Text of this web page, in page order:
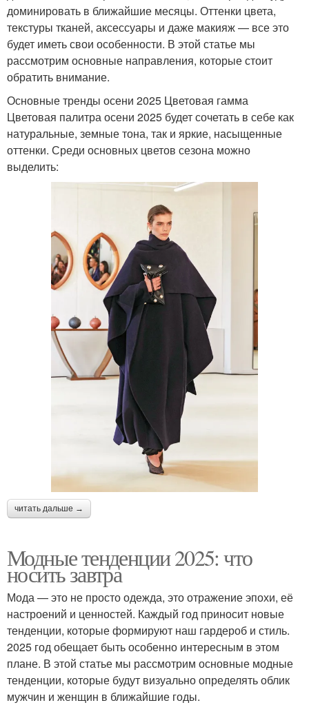
доминировать в ближайшие месяцы. Оттенки цвета,
текстуры тканей, аксессуары и даже макияж — все это
будет иметь свои особенности. В этой статье мы
рассмотрим основные направления, которые стоит
обратить внимание.
Основные тренды осени 2025 Цветовая гамма
Цветовая палитра осени 2025 будет сочетать в себе как
натуральные, земные тона, так и яркие, насыщенные
оттенки. Среди основных цветов сезона можно
выделить:
читать дальше →
Модные тенденции 2025: что
носить завтра
Мода — это не просто одежда, это отражение эпохи, её
настроений и ценностей. Каждый год приносит новые
тенденции, которые формируют наш гардероб и стиль.
2025 год обещает быть особенно интересным в этом
плане. В этой статье мы рассмотрим основные модные
тенденции, которые будут визуально определять облик
мужчин и женщин в ближайшие годы.